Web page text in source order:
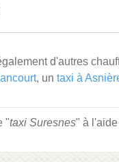
d'autres
, un taxi à
"taxi Suresnes" à